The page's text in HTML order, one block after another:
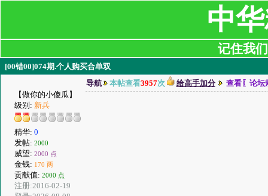
中
记住我
[00错00]074期.个人购买合单双
【做你的小傻瓜】
级别: 新兵
精华: 0
发帖: 2000
威望: 2000 点
金钱: 170 两
贡献值: 2000 点
注册:2016-02-19
导航 本帖查看3957次 给高手加分 查看〖论坛